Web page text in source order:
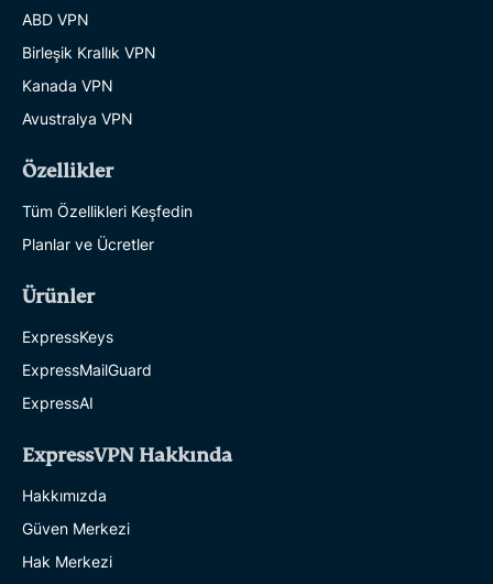
ABD VPN
Birleşik Krallık VPN
Kanada VPN
Avustralya VPN
Özellikler
Tüm Özellikleri Keşfedin
Planlar ve Ücretler
Ürünler
ExpressKeys
ExpressMailGuard
ExpressAI
ExpressVPN Hakkında
Hakkımızda
Güven Merkezi
Hak Merkezi